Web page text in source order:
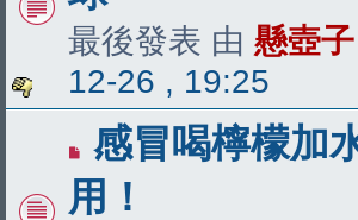
最後發表 由 懸壺子
12-26 , 19:25
感冒喝檸檬加
用！